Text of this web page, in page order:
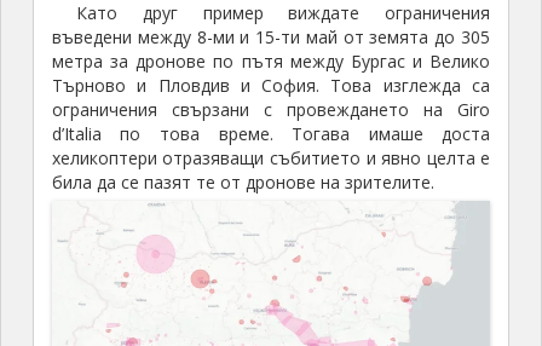
Като друг пример виждате ограничения
въведени между 8-ми и 15-ти май от земята до 305
метра за дронове по пътя между Бургас и Велико
Търново и Пловдив и София. Това изглежда са
ограничения свързани с провеждането на Giro
d’Italia по това време. Тогава имаше доста
хеликоптери отразяващи събитието и явно целта е
била да се пазят те от дронове на зрителите.